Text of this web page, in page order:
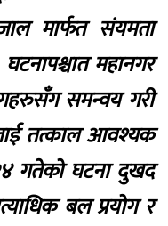
मार्फत संयमता
महानगर
समन्वय गरी
तत्काल आवश्यक
गतेको घटना दुखद
बल प्रयोग र